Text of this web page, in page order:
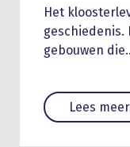
Het
geschiedenis.
gebouwen
Lees meer